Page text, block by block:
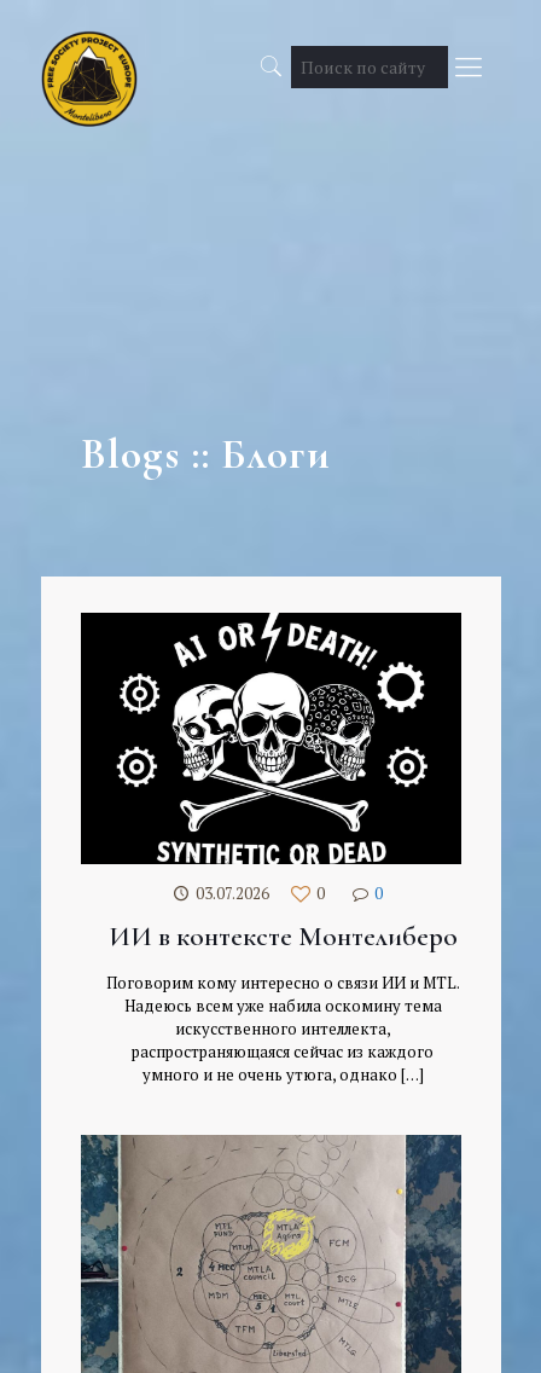
Blogs :: Блоги
03.07.2026 0 0
ИИ в контексте Монтелиберо
Поговорим кому интересно о связи ИИ и МTL.
Надеюсь всем уже набила оскомину тема
искусственного интеллекта,
распространяющаяся сейчас из каждого
умного и не очень утюга, однако […]